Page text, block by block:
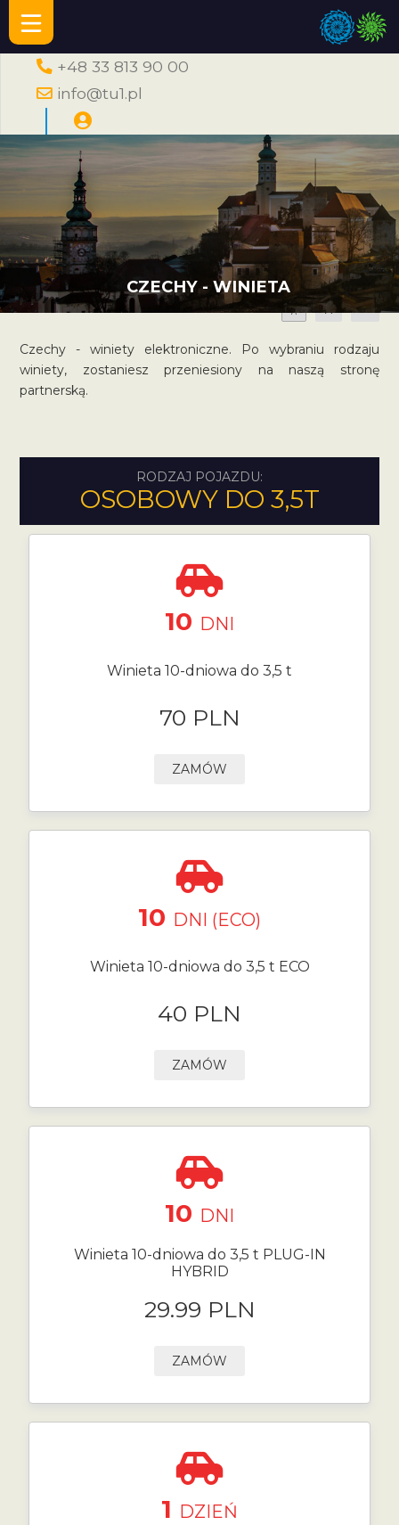
+48 33 813 90 00
info@tu1.pl
CZECHY - WINIETA
A A A
Czechy - winiety elektroniczne. Po wybraniu rodzaju
winiety, zostaniesz przeniesiony na naszą stronę
partnerską.
RODZAJ POJAZDU:
OSOBOWY DO 3,5T
10 DNI
Winieta 10-dniowa do 3,5 t
70 PLN
ZAMÓW
10 DNI (ECO)
Winieta 10-dniowa do 3,5 t ECO
40 PLN
ZAMÓW
10 DNI
Winieta 10-dniowa do 3,5 t PLUG-IN
HYBRID
29.99 PLN
ZAMÓW
1 DZIEŃ